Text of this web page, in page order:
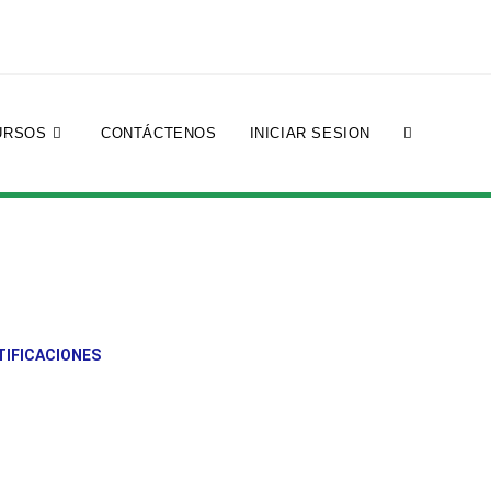
CONTÁCTENOS INICIAR SESION